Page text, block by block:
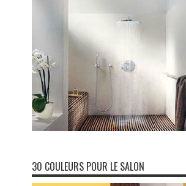
30 COULEURS POUR LE SALON